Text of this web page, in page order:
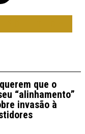
que o
“alinhamento”
invasão à